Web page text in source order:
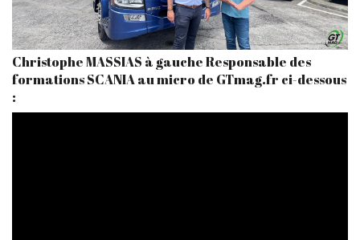
Christophe MASSIAS à gauche Responsable des
formations SCANIA au micro de GTmag.fr ci-dessous
: